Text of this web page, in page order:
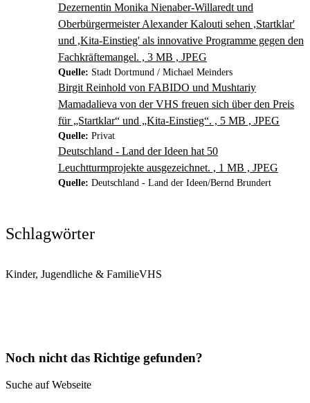
Dezernentin Monika Nienaber-Willaredt und
Oberbürgermeister Alexander Kalouti sehen ,Startklar'
und ,Kita-Einstieg' als innovative Programme gegen den
Fachkräftemangel. , 3 MB , JPEG
Quelle: Stadt Dortmund / Michael Meinders
Birgit Reinhold von FABIDO und Mushtariy
Mamadalieva von der VHS freuen sich über den Preis
für „Startklar“ und „Kita-Einstieg“. , 5 MB , JPEG
Quelle: Privat
Deutschland - Land der Ideen hat 50
Leuchtturmprojekte ausgezeichnet. , 1 MB , JPEG
Quelle: Deutschland - Land der Ideen/Bernd Brundert
Schlagwörter
Kinder, Jugendliche & FamilieVHS
Noch nicht das Richtige gefunden?
Suche auf Webseite